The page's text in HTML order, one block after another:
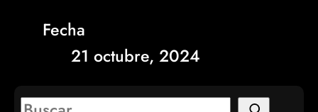
Fecha
21 octubre, 2024